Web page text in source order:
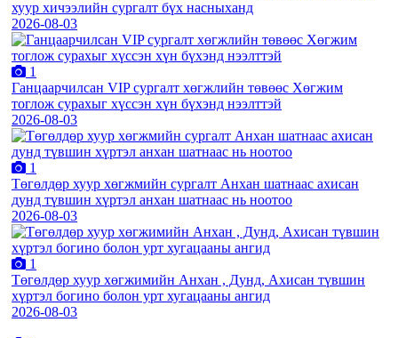
хуур хичээлийн сургалт бүх насныханд
2026-08-03
1
Ганцаарчилсан VIP сургалт хөгжлийн төвөөс Хөгжим
тоглож сурахыг хүссэн хүн бүхэнд нээлттэй
2026-08-03
1
Төгөлдөр хуур хөгжмийн сургалт Анхан шатнаас ахисан
дунд түвшин хүртэл анхан шатнаас нь ноотоо
2026-08-03
1
Төгөлдөр хуур хөгжимийн Анхан , Дунд, Ахисан түвшин
хүртэл богино болон урт хугацааны ангид
2026-08-03